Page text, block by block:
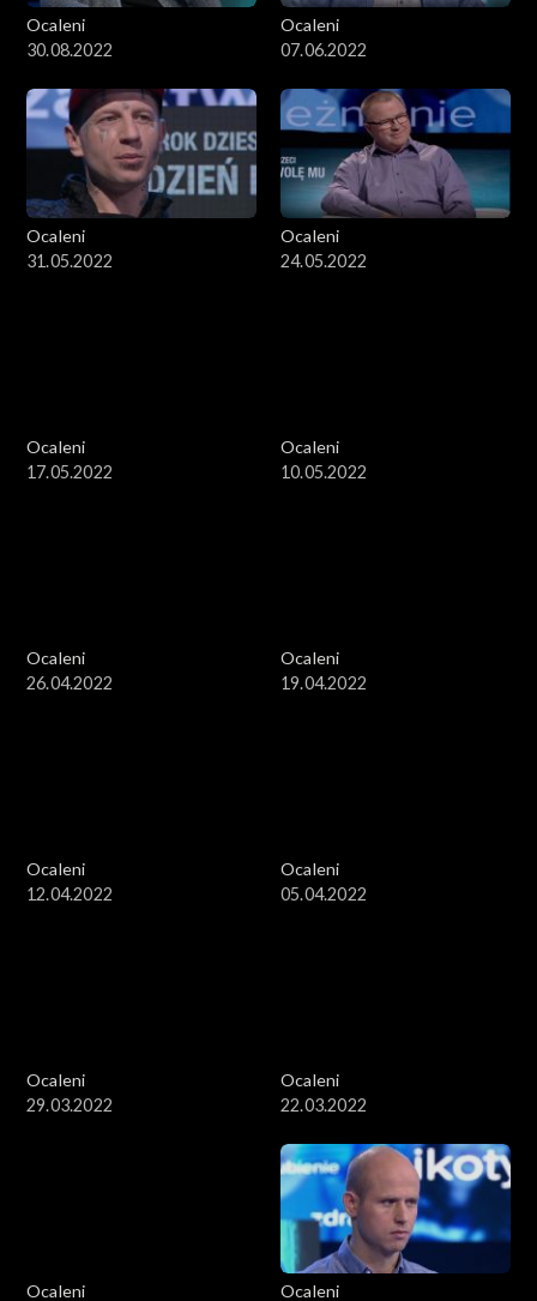
Ocaleni
30.08.2022
Ocaleni
07.06.2022
Ocaleni
31.05.2022
Ocaleni
24.05.2022
Ocaleni
17.05.2022
Ocaleni
10.05.2022
Ocaleni
26.04.2022
Ocaleni
19.04.2022
Ocaleni
12.04.2022
Ocaleni
05.04.2022
Ocaleni
29.03.2022
Ocaleni
22.03.2022
Ocaleni Ocaleni